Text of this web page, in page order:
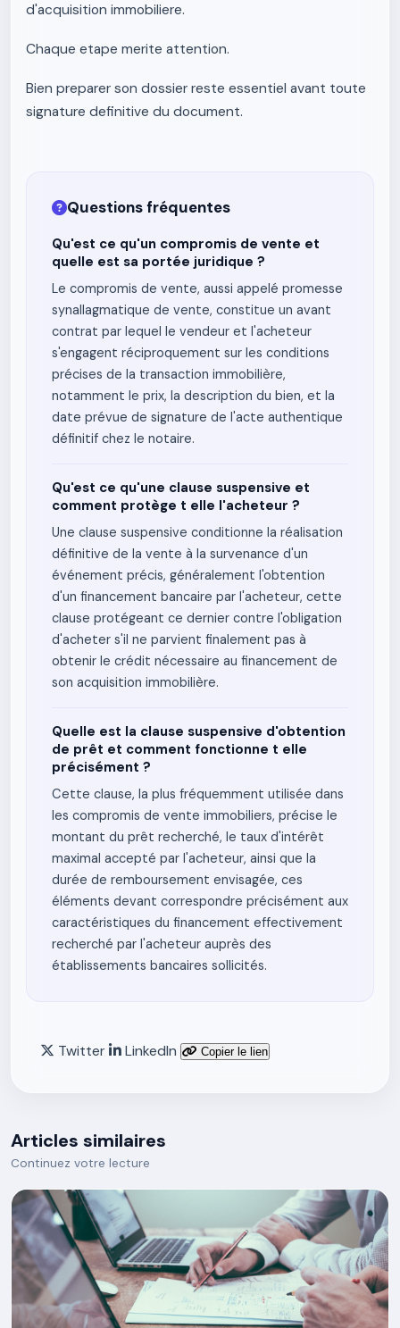
d'acquisition immobiliere.
Chaque etape merite attention.
Bien preparer son dossier reste essentiel avant toute
signature definitive du document.
Questions fréquentes
Qu'est ce qu'un compromis de vente et
quelle est sa portée juridique ?
Le compromis de vente, aussi appelé promesse
synallagmatique de vente, constitue un avant
contrat par lequel le vendeur et l'acheteur
s'engagent réciproquement sur les conditions
précises de la transaction immobilière,
notamment le prix, la description du bien, et la
date prévue de signature de l'acte authentique
définitif chez le notaire.
Qu'est ce qu'une clause suspensive et
comment protège t elle l'acheteur ?
Une clause suspensive conditionne la réalisation
définitive de la vente à la survenance d'un
événement précis, généralement l'obtention
d'un financement bancaire par l'acheteur, cette
clause protégeant ce dernier contre l'obligation
d'acheter s'il ne parvient finalement pas à
obtenir le crédit nécessaire au financement de
son acquisition immobilière.
Quelle est la clause suspensive d'obtention
de prêt et comment fonctionne t elle
précisément ?
Cette clause, la plus fréquemment utilisée dans
les compromis de vente immobiliers, précise le
montant du prêt recherché, le taux d'intérêt
maximal accepté par l'acheteur, ainsi que la
durée de remboursement envisagée, ces
éléments devant correspondre précisément aux
caractéristiques du financement effectivement
recherché par l'acheteur auprès des
établissements bancaires sollicités.
Twitter LinkedIn Copier le lien
Articles similaires
Continuez votre lecture